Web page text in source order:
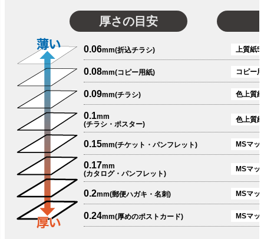
厚さの目安
0.06mm(折込チラシ) 上質紙
0.08mm(コピー用紙) コピー
0.09mm(チラシ) 色上質
0.1mm
(チラシ・ポスター)
色上質
0.15mm(チケット・パンフレット) MSマッ
0.17mm
(カタログ・パンフレット)
MSマッ
0.2mm(郵便ハガキ・名刺) MSマッ
0.24mm(厚めのポストカード) MSマッ